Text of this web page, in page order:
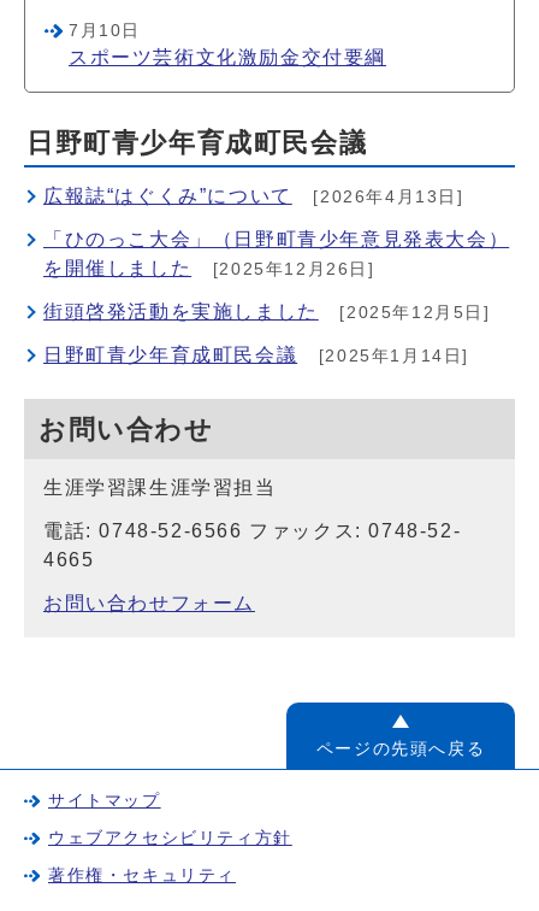
7月10日
スポーツ芸術文化激励金交付要綱
日野町青少年育成町民会議
広報誌“はぐくみ”について [2026年4月13日]
「ひのっこ大会」（日野町青少年意見発表大会）
を開催しました
[2025年12月26日]
街頭啓発活動を実施しました [2025年12月5日]
日野町青少年育成町民会議 [2025年1月14日]
お問い合わせ
生涯学習課生涯学習担当
電話: 0748-52-6566 ファックス: 0748-52-
4665
お問い合わせフォーム
ページの先頭へ戻る
サイトマップ
ウェブアクセシビリティ方針
著作権・セキュリティ